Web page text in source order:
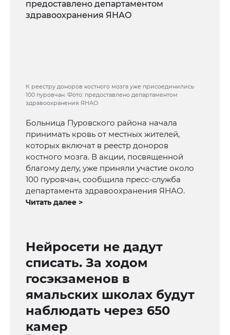
К реестру доноров костного мозга уже присоединились
100 пуровчан. Фото: предоставлено департаментом
здравоохранения ЯНАО
Больница Пуровского района начала
принимать кровь от местных жителей,
которых включат в реестр доноров
костного мозга. В акции, посвященной
благому делу, уже приняли участие около
100 пуровчан, сообщила пресс-служба
департамента здравоохранения ЯНАО.
Читать далее >
Нейросети не дадут
списать. За ходом
госэкзаменов в
ямальских школах будут
наблюдать через 650
камер